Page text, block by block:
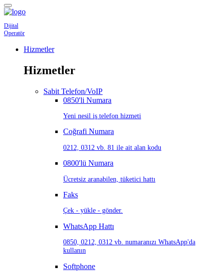
Dijital
Operatör
Hizmetler
Hizmetler
Sabit Telefon/VoIP
0850'li Numara
Yeni nesil iş telefon hizmeti
Coğrafi Numara
0212, 0312 vb. 81 ile ait alan kodu
0800'lü Numara
Ücretsiz aranabilen, tüketici hattı
Faks
Çek - yükle - gönder.
WhatsApp Hattı
0850, 0212, 0312 vb. numaranızı WhatsApp'da
kullanın
Softphone